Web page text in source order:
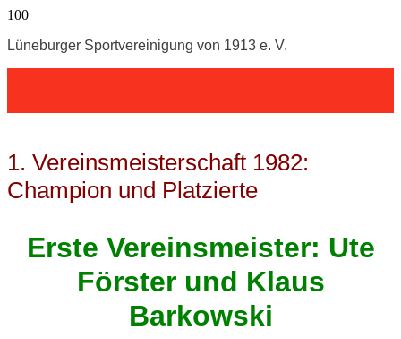
Lüneburger Sportvereinigung von 1913 e. V.
1. Vereinsmeisterschaft 1982:
Champion und Platzierte
Erste Vereinsmeister: Ute
Förster und Klaus
Barkowski